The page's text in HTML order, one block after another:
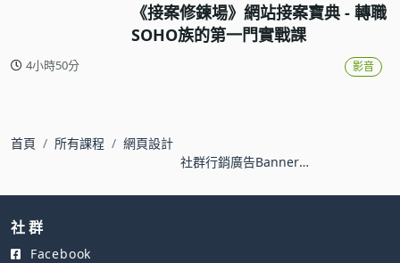
《接案修鍊場》網站接案寶典 - 轉職
SOHO族的第一門實戰課
4小時50分 影音
首頁 所有課程
網頁設計
社群行銷廣告Banner設
社 群
Facebook